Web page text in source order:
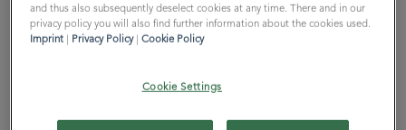
Jochen:Von Planung bis zur Umsetzung: Was musstest
du klären, bis es losgehen konnte? Wie gestaltet sich
and thus also subsequently deselect cookies at any time. There and in our
privacy policy you will also find further information about the cookies used.
Imprint
Privacy Policy|Cookie Policy
Cookie Settings